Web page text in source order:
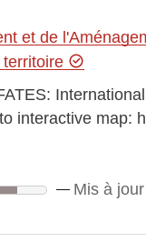
et de
territoire
interactive map:
Mis à